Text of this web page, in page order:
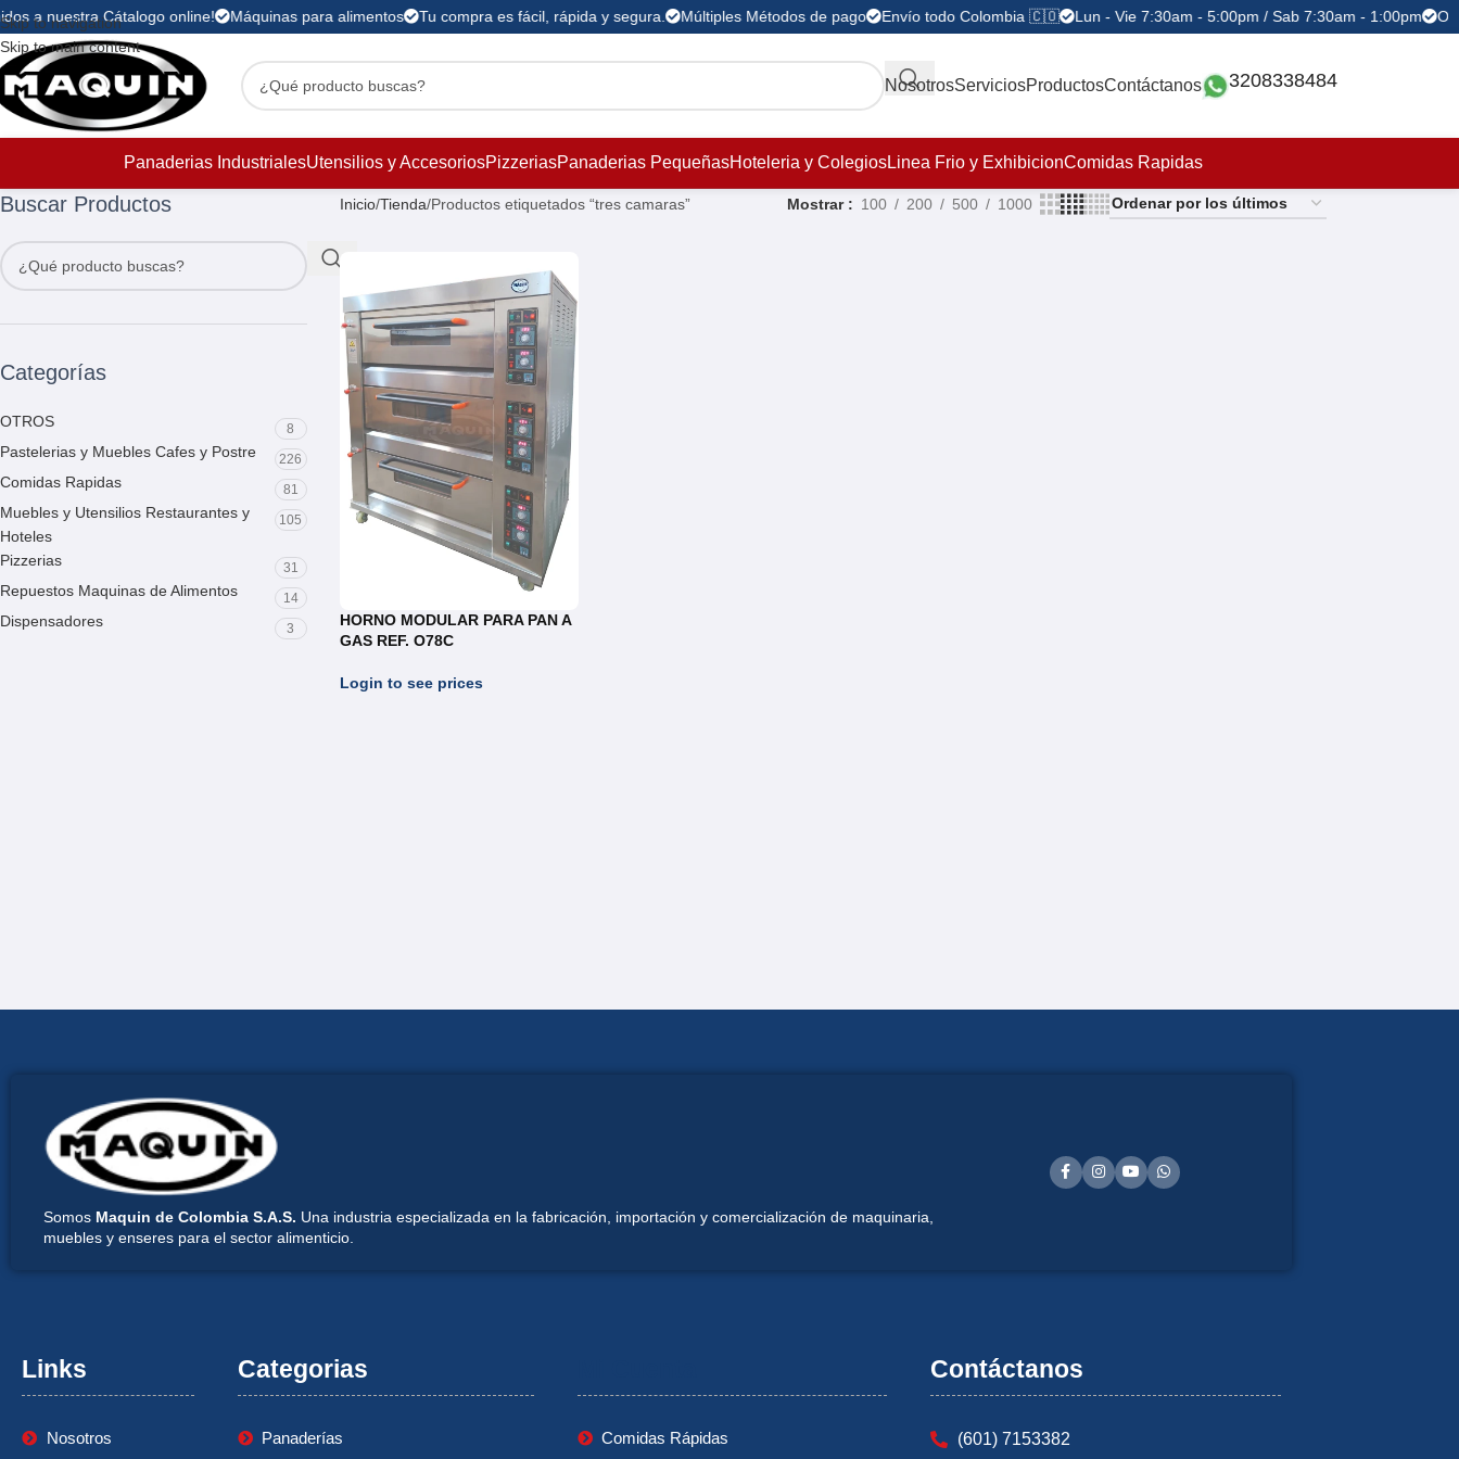
Skip to navigation
Skip to main content
a nuestra Cátalogo online! Máquinas para alimentos Tu compra es fácil, rápida y segura. Múltiples Métodos de pago Envío todo Colombia 🇨🇴 Lun - Vie 7:30am - 5:00pm / Sab 7:30am - 1:00pm
NosotrosServiciosProductosContáctanos 3208338484
Panaderias IndustrialesUtensilios y AccesoriosPizzeriasPanaderias PequeñasHoteleria y ColegiosLinea Frio y ExhibicionComidas Rapidas
Buscar Productos
Categorías
OTROS 8
Pastelerias y Muebles Cafes y Postre 226
Comidas Rapidas 81
Muebles y Utensilios Restaurantes y
Hoteles
105
Pizzerias 31
Repuestos Maquinas de Alimentos 14
Dispensadores 3
Inicio Tienda Productos etiquetados “tres camaras” Mostrar 100 200 500 1000
HORNO MODULAR PARA PAN A
GAS REF. O78C
Login to see prices
Somos Maquin de Colombia S.A.S. Una industria especializada en la fabricación, importación y comercialización de maquinaria,
muebles y enseres para el sector alimenticio.
Links
Nosotros
Categorias
Panaderías
Comidas Rápidas
Contáctanos
(601) 7153382